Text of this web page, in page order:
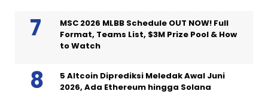
MSC 2026 MLBB Schedule OUT NOW! Full
Format, Teams List, $3M Prize Pool & How
to Watch
5 Altcoin Diprediksi Meledak Awal Juni
2026, Ada Ethereum hingga Solana